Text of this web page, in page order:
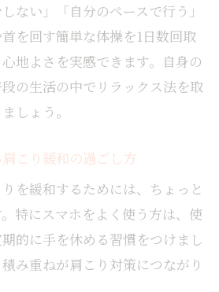
ない」「自分のペースで行う」
を回す簡単な体操を1日数回取
地よさを実感できます。自身の
の生活の中でリラックス法を取
しょう。
こり緩和の過ごし方
を緩和するためには、ちょっと
特にスマホをよく使う方は、使
的に手を休める習慣をつけまし
み重ねが肩こり対策につながり